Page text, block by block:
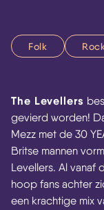
Folk
The Levellers
gevierd worden!
Mezz met de 30
Britse mannen
Levellers. Al
hoop fans achter
een krachtige mix